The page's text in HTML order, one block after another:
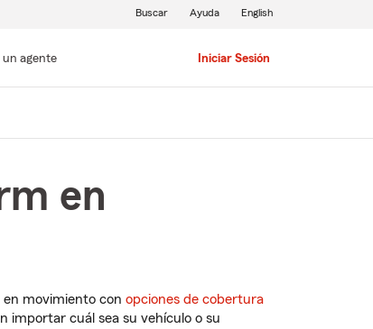
un agente Iniciar Sesión
Buscar Ayuda English
en
movimiento con opciones de cobertura
importar cuál sea su vehículo o su